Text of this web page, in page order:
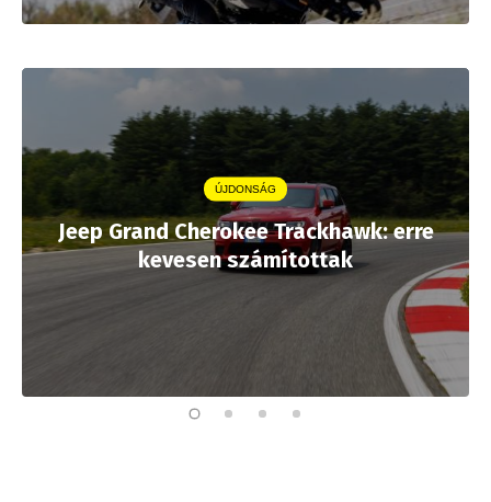
ÚJDONSÁG
Jeep Grand Cherokee Trackhawk: erre
kevesen számítottak